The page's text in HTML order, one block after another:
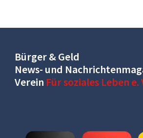
Bürger & Geld
News- und
Verein Für soziales Leben e.